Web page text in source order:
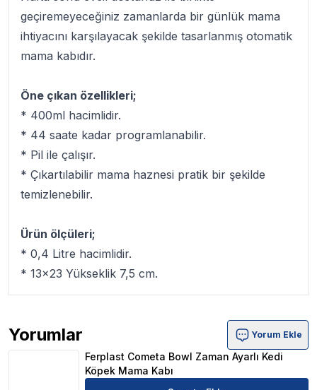
geçiremeyeceğiniz zamanlarda bir günlük mama
ihtiyacını karşılayacak şekilde tasarlanmış otomatik
mama kabıdır.
Öne çıkan özellikleri;
* 400ml hacimlidir.
* 44 saate kadar programlanabilir.
* Pil ile çalışır.
* Çıkartılabilir mama haznesi pratik bir şekilde
temizlenebilir.
Ürün ölçüleri;
* 0,4 Litre hacimlidir.
* 13x23 Yükseklik 7,5 cm.
Yorumlar
Ferplast Cometa Bowl Zaman Ayarlı Kedi Köpek Mama
Yorum Ekle
Ferplast Cometa Bowl Zaman Ayarlı Kedi
Köpek Mama Kabı